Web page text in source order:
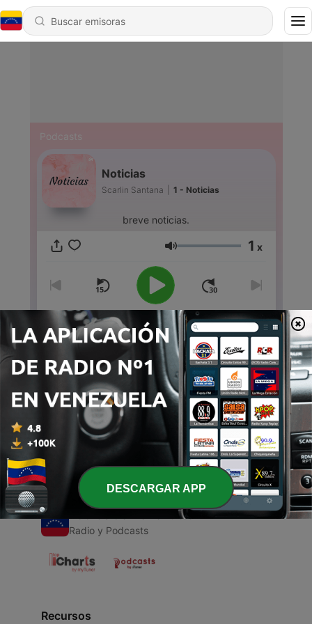
Podcasts
Noticias
Scarlin Santana 1 - Noticias
breve noticias.
Volumen 1 x
00:00 00:00
Episodios
- Noticias
06 ago. 2021
Radios de Venezuela
Radio y Podcasts
Recursos
DESCARGAR APP